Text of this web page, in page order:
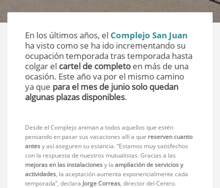
En los últimos años, el Complejo San Juan
ha visto como se ha ido incrementando su
ocupación temporada tras temporada hasta
colgar el cartel de completo en más de una
ocasión. Este año va por el mismo camino
ya que para el mes de junio solo quedan
algunas plazas disponibles.
Desde el Complejo animan a todos aquellos que estén
pensando en pasar sus vacaciones allí a que reserven cuanto
antesy así aseguren su estancia. “Estamos muy satisfechos
con la respuesta de nuestros mutualistas. Gracias a las
mejoras en las instalacionesy laampliación de servicios y
actividades, la aceptación aumenta exponencialmente cada
temporada”, declara Jorge Correas, director del Centro.